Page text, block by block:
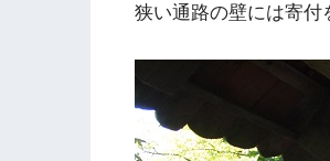
狭い通路の壁には寄